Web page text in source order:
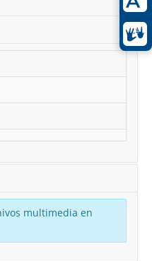
multimedia en